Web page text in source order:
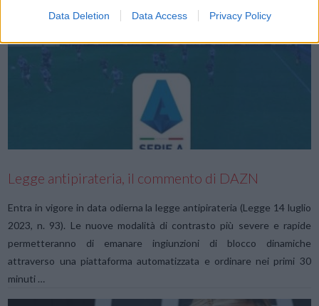
Data Deletion Data Access Privacy Policy
VIEW POST
Legge antipirateria, il commento di DAZN
Entra in vigore in data odierna la legge antipirateria (Legge 14 luglio
2023, n. 93). Le nuove modalità di contrasto più severe e rapide
permetteranno di emanare ingiunzioni di blocco dinamiche
attraverso una piattaforma automatizzata e ordinare nei primi 30
minuti …